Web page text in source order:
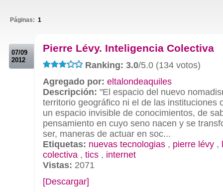
Páginas: 1
07/09
2012
Pierre Lévy. Inteligencia Colectiva
Ranking: 3.0/5.0 (134 votos)
Agregado por: eltalondeaquiles
Descripción: "El espacio del nuevo
territorio geográfico ni el de las instituciones
un espacio invisible de conocimientos, de
pensamiento en cuyo seno nacen y se
ser, maneras de actuar en soc...
Etiquetas: nuevas tecnologias , pierre lévy ,
colectiva , tics , internet
Vistas: 2071
[Descargar]